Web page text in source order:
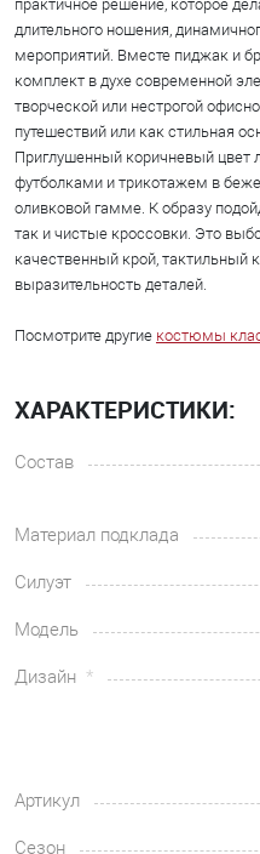
практичное решение, которое
длительного ношения,
мероприятий. Вместе пиджак и
комплект в духе современной
творческой или нестрогой
путешествий или как стильная
Приглушенный коричневый цвет
футболками и трикотажем в
оливковой гамме. К образу
так и чистые кроссовки. Это
качественный крой, тактильный
выразительность деталей.
Посмотрите другие костюмы
ХАРАКТЕРИСТИКИ:
Состав
Материал подклада
Силуэт
Модель
Дизайн
Артикул
Сезон